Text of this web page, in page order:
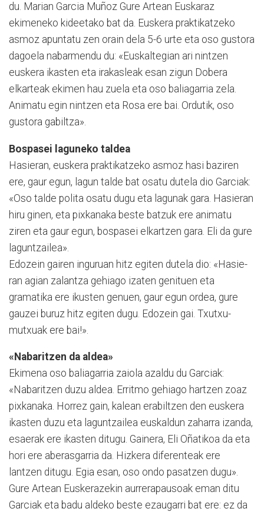
du. Marian Garcia Muñoz Gure Artean Euskaraz
ekimeneko kideetako bat da. Euskera praktikatzeko
asmoz apuntatu zen orain dela 5-6 urte eta oso gustora
dagoela nabarmendu du: «Euskaltegian ari nintzen
euskera ikasten eta irakasleak esan zigun Dobera
elkarteak ekimen hau zuela eta oso baliagarria zela.
Animatu egin nintzen eta Rosa ere bai. Ordutik, oso
gustora gabiltza».
Bospasei laguneko taldea
Hasieran, euskera praktikatzeko asmoz hasi baziren
ere, gaur egun, lagun talde bat osatu dutela dio Garciak:
«Oso talde polita osatu dugu eta lagunak gara. Hasieran
hiru ginen, eta pixkanaka beste ba­tzuk ere animatu
ziren eta gaur egun, bospasei elkartzen gara. Eli da gure
laguntzailea».
Edozein gairen inguruan hitz egiten dutela dio: «Hasie­
ran agian zalantza gehiago izaten genituen eta
gramatika ere ikusten genuen, gaur egun ordea, gure
gauzei buruz hitz egiten dugu. Edozein gai. Txutxu-
mutxuak ere bai!».
«Nabaritzen da aldea»
Ekimena oso baliagarria zaiola azaldu du Garciak:
«Nabari­tzen duzu aldea. Erritmo gehia­go hartzen zoaz
pixkanaka. Horrez gain, kalean erabiltzen den euskera
ikasten duzu eta laguntzailea euskaldun zaharra izanda,
esaerak ere ikasten ditugu. Gainera, Eli Oñatikoa da eta
hori ere aberasgarria da. Hizkera diferenteak ere
lantzen ditugu. Egia esan, oso ondo pasatzen dugu».
Gure Artean Euskerazekin aurrerapausoak eman ditu
Garciak eta badu aldeko beste ezaugarri bat ere: ez da